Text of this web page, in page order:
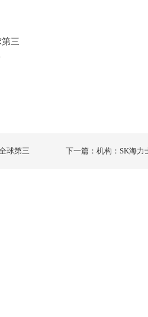
三
球第三 下一篇：机构：SK海力